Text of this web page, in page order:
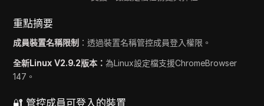
重點摘要
成員裝置名稱限制 ：透過裝置名稱管控成員登入權限。
全新Linux V2.9.2版本：為Linux設定檔支援ChromeBrowser
147。
🔐 管控成員可登入的裝置